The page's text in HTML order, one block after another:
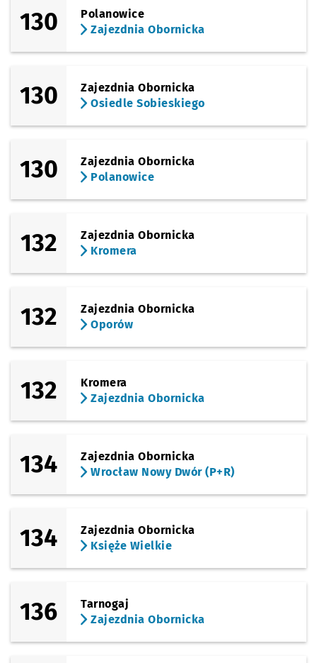
130
Polanowice
Zajezdnia Obornicka
130
Zajezdnia Obornicka
Osiedle Sobieskiego
130
Zajezdnia Obornicka
Polanowice
132
Zajezdnia Obornicka
Kromera
132
Zajezdnia Obornicka
Oporów
132
Kromera
Zajezdnia Obornicka
134
Zajezdnia Obornicka
Wrocław Nowy Dwór (P+R)
134
Zajezdnia Obornicka
Księże Wielkie
136
Tarnogaj
Zajezdnia Obornicka